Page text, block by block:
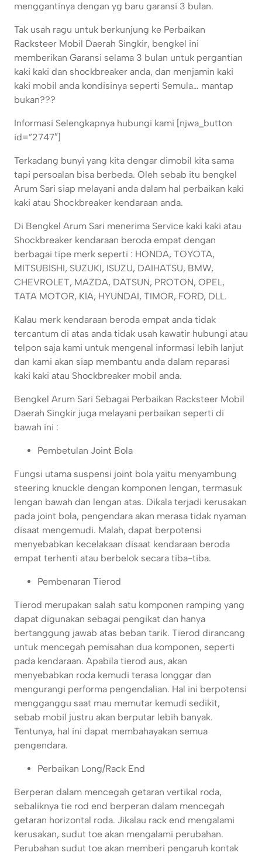
menggantinya dengan yg baru garansi 3 bulan.
Tak usah ragu untuk berkunjung ke Perbaikan
Racksteer Mobil Daerah Singkir, bengkel ini
memberikan Garansi selama 3 bulan untuk pergantian
kaki kaki dan shockbreaker anda, dan menjamin kaki
kaki mobil anda kondisinya seperti Semula… mantap
bukan???
Informasi Selengkapnya hubungi kami [njwa_button
id=”2747″]
Terkadang bunyi yang kita dengar dimobil kita sama
tapi persoalan bisa berbeda. Oleh sebab itu bengkel
Arum Sari siap melayani anda dalam hal perbaikan kaki
kaki atau Shockbreaker kendaraan anda.
Di Bengkel Arum Sari menerima Service kaki kaki atau
Shockbreaker kendaraan beroda empat dengan
berbagai tipe merk seperti : HONDA, TOYOTA,
MITSUBISHI, SUZUKI, ISUZU, DAIHATSU, BMW,
CHEVROLET, MAZDA, DATSUN, PROTON, OPEL,
TATA MOTOR, KIA, HYUNDAI, TIMOR, FORD, DLL.
Kalau merk kendaraan beroda empat anda tidak
tercantum di atas anda tidak usah kawatir hubungi atau
telpon saja kami untuk mengenal informasi lebih lanjut
dan kami akan siap membantu anda dalam reparasi
kaki kaki atau Shockbreaker mobil anda.
Bengkel Arum Sari Sebagai Perbaikan Racksteer Mobil
Daerah Singkir juga melayani perbaikan seperti di
bawah ini :
Pembetulan Joint Bola
Fungsi utama suspensi joint bola yaitu menyambung
steering knuckle dengan komponen lengan, termasuk
lengan bawah dan lengan atas. Dikala terjadi kerusakan
pada joint bola, pengendara akan merasa tidak nyaman
disaat mengemudi. Malah, dapat berpotensi
menyebabkan kecelakaan disaat kendaraan beroda
empat terhenti atau berbelok secara tiba-tiba.
Pembenaran Tierod
Tierod merupakan salah satu komponen ramping yang
dapat digunakan sebagai pengikat dan hanya
bertanggung jawab atas beban tarik. Tierod dirancang
untuk mencegah pemisahan dua komponen, seperti
pada kendaraan. Apabila tierod aus, akan
menyebabkan roda kemudi terasa longgar dan
mengurangi performa pengendalian. Hal ini berpotensi
mengganggu saat mau memutar kemudi sedikit,
sebab mobil justru akan berputar lebih banyak.
Tentunya, hal ini dapat membahayakan semua
pengendara.
Perbaikan Long/Rack End
Berperan dalam mencegah getaran vertikal roda,
sebaliknya tie rod end berperan dalam mencegah
getaran horizontal roda. Jikalau rack end mengalami
kerusakan, sudut toe akan mengalami perubahan.
Perubahan sudut toe akan memberi pengaruh kontak